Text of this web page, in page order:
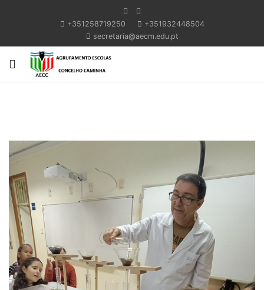
+351258719250
+351932448504
secretaria@aecm.edu.pt